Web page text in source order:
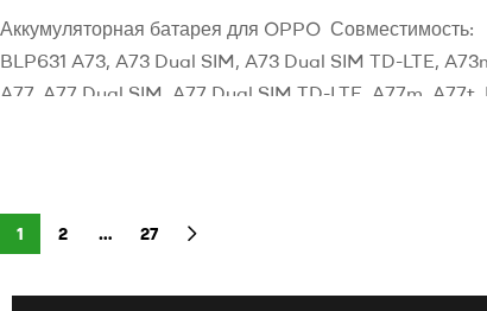
Аккумуляторная батарея для OPPO Совместимость:
BLP631 A73, A73 Dual SIM, A73 Dual SIM TD-LTE,
A77, A77 Dual SIM, A77 Dual SIM TD-LTE, A77m, A77t,
3200mAh / 12.32Wh Размеры: […]
1 2 … 27